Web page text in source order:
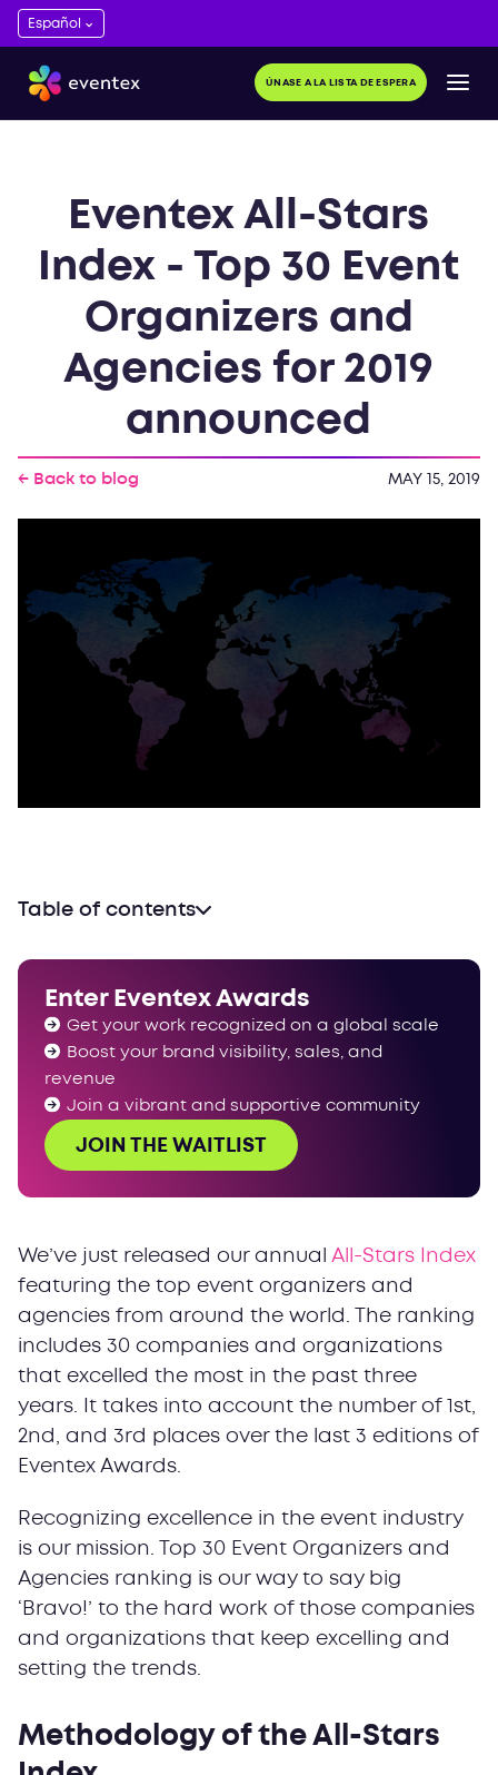
ÚNASE A LA LISTA DE ESPERA
Eventex All-Stars
Index - Top 30 Event
Organizers and
Agencies for 2019
announced
← Back to blog MAY 15, 2019
We’ve just released our annual All-Stars Index
featuring the top event organizers and
agencies from around the world. The ranking
includes 30 companies and organizations
that excelled the most in the past three
years. It takes into account the number of 1st,
2nd, and 3rd places over the last 3 editions of
Eventex Awards.
Recognizing excellence in the event industry
is our mission. Top 30 Event Organizers and
Agencies ranking is our way to say big
‘Bravo!’ to the hard work of those companies
and organizations that keep excelling and
setting the trends.
Methodology of the All-Stars
Table of contents
Enter Eventex Awards
Get your work recognized on a global scale
Boost your brand visibility, sales, and
revenue
Join a vibrant and supportive community
JOIN THE WAITLIST